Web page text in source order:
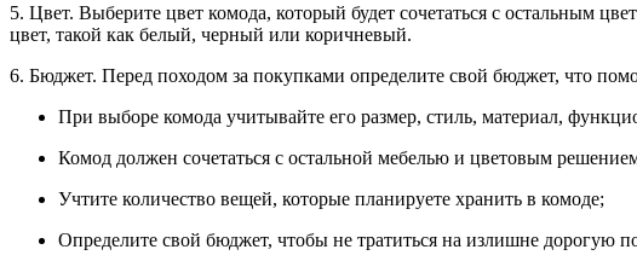
5. Цвет. Выберите цвет комода, который будет сочетаться с остальным
цвет, такой как белый, черный или коричневый.
6. Бюджет. Перед походом за покупками определите свой бюджет, что
При выборе комода учитывайте его размер, стиль, материал,
Комод должен сочетаться с остальной мебелью и цветовым
Учтите количество вещей, которые планируете хранить в комоде;
Определите свой бюджет, чтобы не тратиться на излишне дорогую